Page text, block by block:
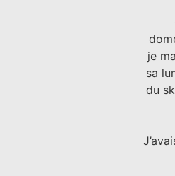
je
sa
du